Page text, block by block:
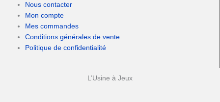
Nous contacter
Mon compte
Mes commandes
Conditions générales de vente
Politique de confidentialité
L’Usine à Jeux